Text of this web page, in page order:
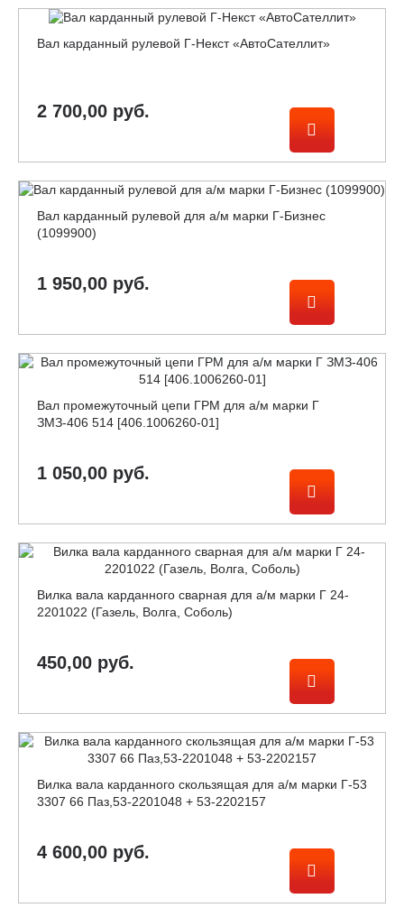
Вал карданный рулевой Г-Некст «АвтоСателлит»
2 700,00 руб.
Вал карданный рулевой для а/м марки Г-Бизнес
(1099900)
1 950,00 руб.
Вал промежуточный цепи ГРМ для а/м марки Г
ЗМЗ-406 514 [406.1006260-01]
1 050,00 руб.
Вилка вала карданного сварная для а/м марки Г 24-
2201022 (Газель, Волга, Соболь)
450,00 руб.
Вилка вала карданного скользящая для а/м марки Г-53
3307 66 Паз,53-2201048 + 53-2202157
4 600,00 руб.